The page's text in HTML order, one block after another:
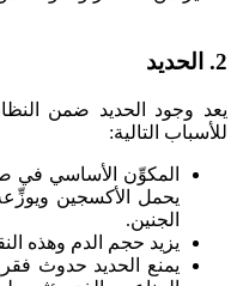
2. الحديد
يعد وجود الحديد ضمن
للأسباب التالية:
المكوِّن الأساسي في
يحمل الأكسجين
الجنين.
يزيد حجم الدم وهذه
يمنع الحديد حدوث